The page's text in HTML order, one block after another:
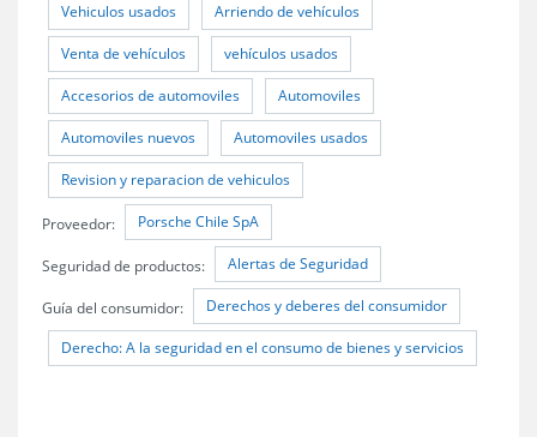
Vehiculos usados Arriendo de vehículos
Venta de vehículos vehículos usados
Accesorios de automoviles Automoviles
Automoviles nuevos Automoviles usados
Revision y reparacion de vehiculos
Proveedor: Porsche Chile SpA
Seguridad de productos: Alertas de Seguridad
Guía del consumidor: Derechos y deberes del consumidor
Derecho: A la seguridad en el consumo de bienes y servicios